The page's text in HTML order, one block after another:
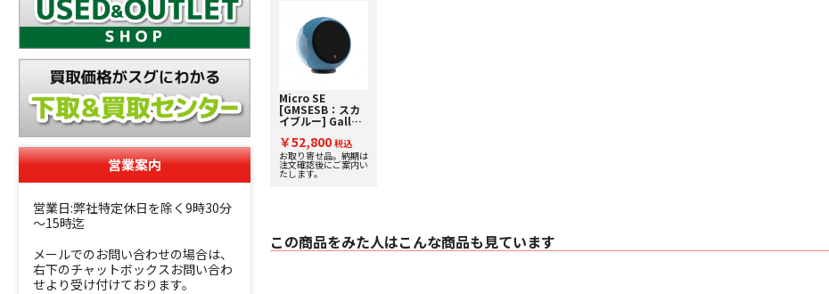
営業案内
営業日:弊社特定休日を除く9時30分
～15時迄
メールでのお問い合わせの場合は、
右下のチャットボックスお問い合わ
せより受け付けております。
Micro SE
[GMSESB：スカ
イブルー] Gallo
Acoustics [ギャ
ロアコースティッ
クス] 単品スピー
カー 【受注発注】
￥52,800 税込
お取り寄せ品。納期は
注文確認後にご案内い
たします。
この商品をみた人はこんな商品も見ています